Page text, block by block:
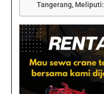
Tangerang, Meliputi: